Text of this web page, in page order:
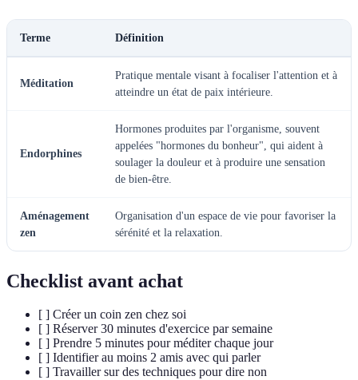
Terme Définition
Méditation
Pratique mentale visant à focaliser l'attention et à
atteindre un état de paix intérieure.
Endorphines
Hormones produites par l'organisme, souvent
appelées "hormones du bonheur", qui aident à
soulager la douleur et à produire une sensation
de bien-être.
Aménagement
zen
Organisation d'un espace de vie pour favoriser la
sérénité et la relaxation.
Checklist avant achat
[ ] Créer un coin zen chez soi
[ ] Réserver 30 minutes d'exercice par semaine
[ ] Prendre 5 minutes pour méditer chaque jour
[ ] Identifier au moins 2 amis avec qui parler
[ ] Travailler sur des techniques pour dire non